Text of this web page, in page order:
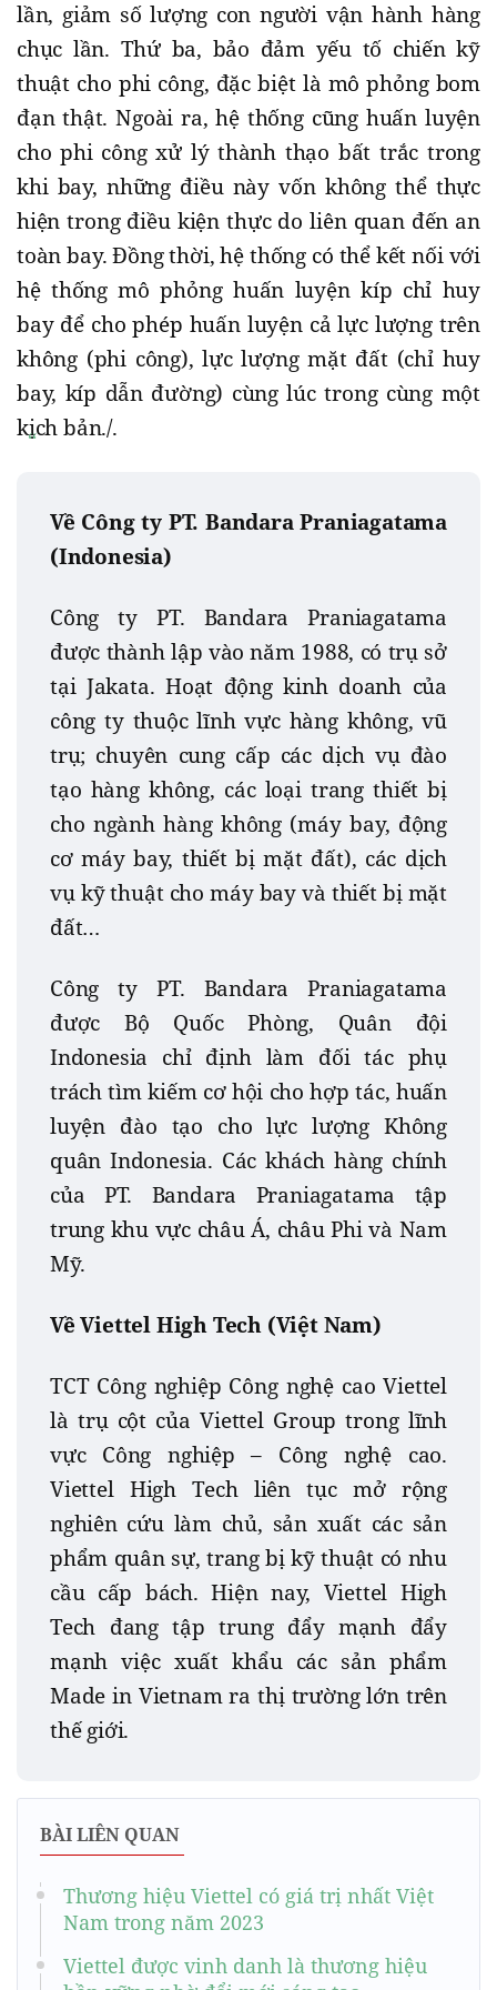
lần, giảm số lượng con người vận hành hàng
chục lần. Thứ ba, bảo đảm yếu tố chiến kỹ
thuật cho phi công, đặc biệt là mô phỏng bom
đạn thật. Ngoài ra, hệ thống cũng huấn luyện
cho phi công xử lý thành thạo bất trắc trong
khi bay, những điều này vốn không thể thực
hiện trong điều kiện thực do liên quan đến an
toàn bay. Đồng thời, hệ thống có thể kết nối với
hệ thống mô phỏng huấn luyện kíp chỉ huy
bay để cho phép huấn luyện cả lực lượng trên
không (phi công), lực lượng mặt đất (chỉ huy
bay, kíp dẫn đường) cùng lúc trong cùng một
kịch bản./.
Về Công ty PT. Bandara Praniagatama
(Indonesia)
Công ty PT. Bandara Praniagatama
được thành lập vào năm 1988, có trụ sở
tại Jakata. Hoạt động kinh doanh của
công ty thuộc lĩnh vực hàng không, vũ
trụ; chuyên cung cấp các dịch vụ đào
tạo hàng không, các loại trang thiết bị
cho ngành hàng không (máy bay, động
cơ máy bay, thiết bị mặt đất), các dịch
vụ kỹ thuật cho máy bay và thiết bị mặt
đất…
Công ty PT. Bandara Praniagatama
được Bộ Quốc Phòng, Quân đội
Indonesia chỉ định làm đối tác phụ
trách tìm kiếm cơ hội cho hợp tác, huấn
luyện đào tạo cho lực lượng Không
quân Indonesia. Các khách hàng chính
của PT. Bandara Praniagatama tập
trung khu vực châu Á, châu Phi và Nam
Mỹ.
Về Viettel High Tech (Việt Nam)
TCT Công nghiệp Công nghệ cao Viettel
là trụ cột của Viettel Group trong lĩnh
vực Công nghiệp – Công nghệ cao.
Viettel High Tech liên tục mở rộng
nghiên cứu làm chủ, sản xuất các sản
phẩm quân sự, trang bị kỹ thuật có nhu
cầu cấp bách. Hiện nay, Viettel High
Tech đang tập trung đẩy mạnh đẩy
mạnh việc xuất khẩu các sản phẩm
Made in Vietnam ra thị trường lớn trên
thế giới.
BÀI LIÊN QUAN
Thương hiệu Viettel có giá trị nhất Việt
Nam trong năm 2023
Viettel được vinh danh là thương hiệu